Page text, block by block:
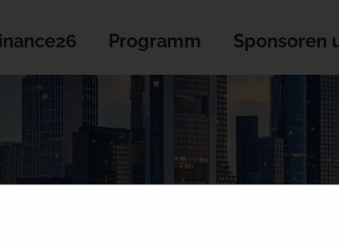
Programm Sponsoren